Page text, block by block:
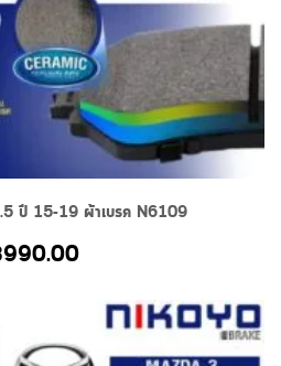
ปี 15-19 ผ้าเบรค N6109
990.00